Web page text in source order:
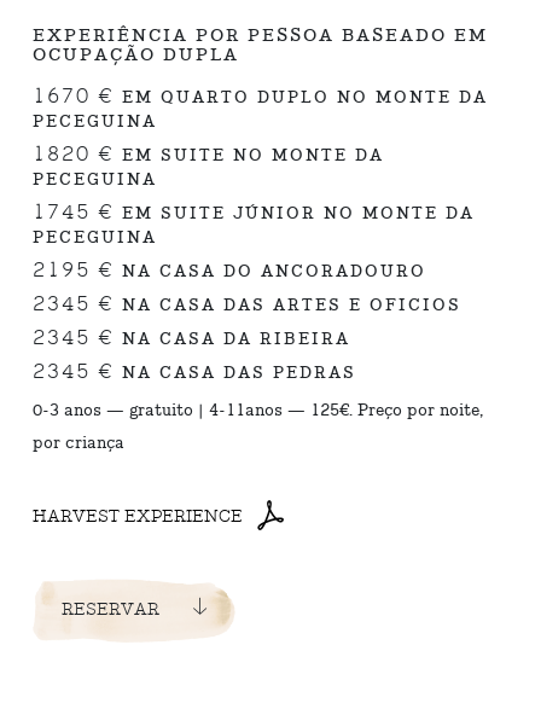
EXPERIÊNCIA POR PESSOA BASEADO EM
OCUPAÇÃO DUPLA
1670 €EM QUARTO DUPLO NO MONTE DA
PECEGUINA
1820 €EM SUITE NO MONTE DA
PECEGUINA
1745 €EM SUITE JÚNIOR NO MONTE DA
PECEGUINA
2195 €NA CASA DO ANCORADOURO
2345 €NA CASA DAS ARTES E OFICIOS
2345 €NA CASA DA RIBEIRA
2345 €NA CASA DAS PEDRAS
0-3 anos — gratuito | 4-11anos — 125€. Preço por noite,
por criança
HARVEST EXPERIENCE
RESERVAR